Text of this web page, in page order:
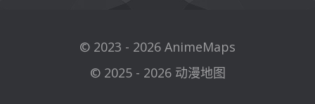
© 2023 - 2026 AnimeMaps
© 2025 - 2026 动漫地图